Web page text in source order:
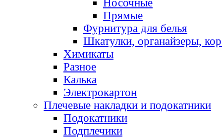
Носочные
Прямые
Фурнитура для белья
Шкатулки, органайзеры,
Химикаты
Разное
Калька
Электрокартон
Плечевые накладки и подокатники
Подокатники
Подплечики